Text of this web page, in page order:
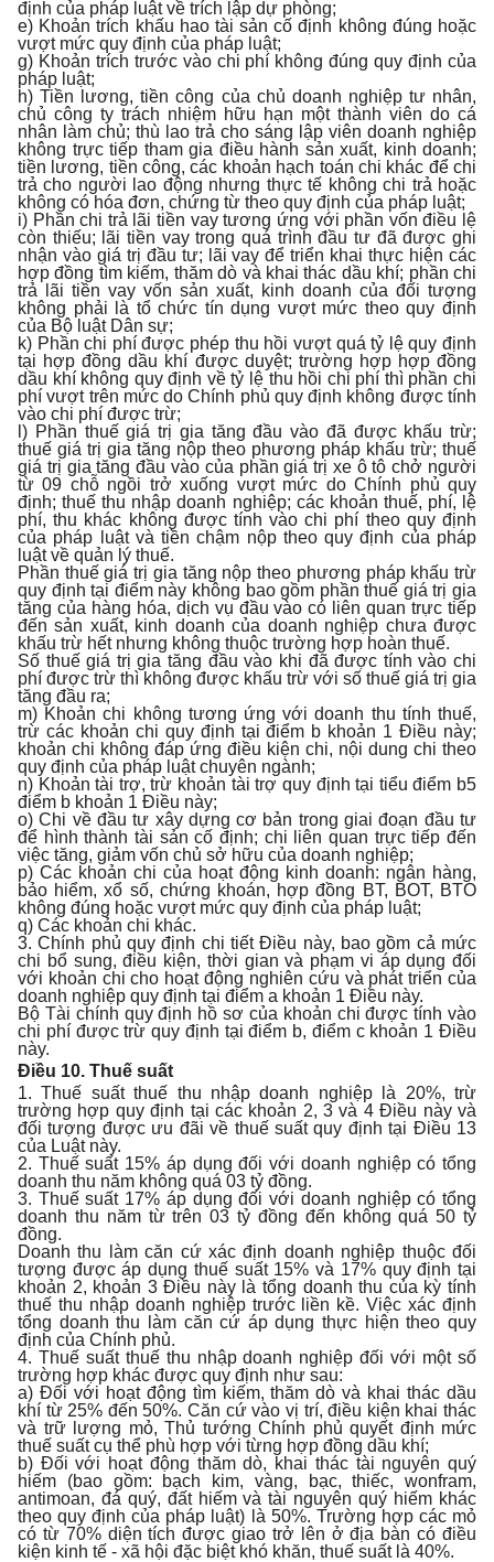
định của pháp luật về trích lập dự phòng;
e) Khoản trích khấu hao tài sản cố định không đúng hoặc
vượt mức quy định của pháp luật;
g) Khoản trích trước vào chi phí không đúng quy định của
pháp luật;
h) Tiền lương, tiền công của chủ doanh nghiệp tư nhân,
chủ công ty trách nhiệm hữu hạn một thành viên do cá
nhân làm chủ; thù lao trả cho sáng lập viên doanh nghiệp
không trực tiếp tham gia điều hành sản xuất, kinh doanh;
tiền lương, tiền công, các khoản hạch toán chi khác để chi
trả cho người lao động nhưng thực tế không chi trả hoặc
không có hóa đơn, chứng từ theo quy định của pháp luật;
i) Phần chi trả lãi tiền vay tương ứng với phần vốn điều lệ
còn thiếu; lãi tiền vay trong quá trình đầu tư đã được ghi
nhận vào giá trị đầu tư; lãi vay để triển khai thực hiện các
hợp đồng tìm kiếm, thăm dò và khai thác dầu khí; phần chi
trả lãi tiền vay vốn sản xuất, kinh doanh của đối tượng
không phải là tổ chức tín dụng vượt mức theo quy định
của Bộ luật Dân sự;
k) Phần chi phí được phép thu hồi vượt quá tỷ lệ quy định
tại hợp đồng dầu khí được duyệt; trường hợp hợp đồng
dầu khí không quy định về tỷ lệ thu hồi chi phí thì phần chi
phí vượt trên mức do Chính phủ quy định không được tính
vào chi phí được trừ;
l) Phần thuế giá trị gia tăng đầu vào đã được khấu trừ;
thuế giá trị gia tăng nộp theo phương pháp khấu trừ; thuế
giá trị gia tăng đầu vào của phần giá trị xe ô tô chở người
từ 09 chỗ ngồi trở xuống vượt mức do Chính phủ quy
định; thuế thu nhập doanh nghiệp; các khoản thuế, phí, lệ
phí, thu khác không được tính vào chi phí theo quy định
của pháp luật và tiền chậm nộp theo quy định của pháp
luật về quản lý thuế.
Phần thuế giá trị gia tăng nộp theo phương pháp khấu trừ
quy định tại điểm này không bao gồm phần thuế giá trị gia
tăng của hàng hóa, dịch vụ đầu vào có liên quan trực tiếp
đến sản xuất, kinh doanh của doanh nghiệp chưa được
khấu trừ hết nhưng không thuộc trường hợp hoàn thuế.
Số thuế giá trị gia tăng đầu vào khi đã được tính vào chi
phí được trừ thì không được khấu trừ với số thuế giá trị gia
tăng đầu ra;
m) Khoản chi không tương ứng với doanh thu tính thuế,
trừ các khoản chi quy định tại điểm b khoản 1 Điều này;
khoản chi không đáp ứng điều kiện chi, nội dung chi theo
quy định của pháp luật chuyên ngành;
n) Khoản tài trợ, trừ khoản tài trợ quy định tại tiểu điểm b5
điểm b khoản 1 Điều này;
o) Chi về đầu tư xây dựng cơ bản trong giai đoạn đầu tư
để hình thành tài sản cố định; chi liên quan trực tiếp đến
việc tăng, giảm vốn chủ sở hữu của doanh nghiệp;
p) Các khoản chi của hoạt động kinh doanh: ngân hàng,
bảo hiểm, xổ số, chứng khoán, hợp đồng BT, BOT, BTO
không đúng hoặc vượt mức quy định của pháp luật;
q) Các khoản chi khác.
3. Chính phủ quy định chi tiết Điều này, bao gồm cả mức
chi bổ sung, điều kiện, thời gian và phạm vi áp dụng đối
với khoản chi cho hoạt động nghiên cứu và phát triển của
doanh nghiệp quy định tại điểm a khoản 1 Điều này.
Bộ Tài chính quy định hồ sơ của khoản chi được tính vào
chi phí được trừ quy định tại điểm b, điểm c khoản 1 Điều
này.
Điều 10. Thuế suất
1. Thuế suất thuế thu nhập doanh nghiệp là 20%, trừ
trường hợp quy định tại các khoản 2, 3 và 4 Điều này và
đối tượng được ưu đãi về thuế suất quy định tại Điều 13
của Luật này.
2. Thuế suất 15% áp dụng đối với doanh nghiệp có tổng
doanh thu năm không quá 03 tỷ đồng.
3. Thuế suất 17% áp dụng đối với doanh nghiệp có tổng
doanh thu năm từ trên 03 tỷ đồng đến không quá 50 tỷ
đồng.
Doanh thu làm căn cứ xác định doanh nghiệp thuộc đối
tượng được áp dụng thuế suất 15% và 17% quy định tại
khoản 2, khoản 3 Điều này là tổng doanh thu của kỳ tính
thuế thu nhập doanh nghiệp trước liền kề. Việc xác định
tổng doanh thu làm căn cứ áp dụng thực hiện theo quy
định của Chính phủ.
4. Thuế suất thuế thu nhập doanh nghiệp đối với một số
trường hợp khác được quy định như sau:
a) Đối với hoạt động tìm kiếm, thăm dò và khai thác dầu
khí từ 25% đến 50%. Căn cứ vào vị trí, điều kiện khai thác
và trữ lượng mỏ, Thủ tướng Chính phủ quyết định mức
thuế suất cụ thể phù hợp với từng hợp đồng dầu khí;
b) Đối với hoạt động thăm dò, khai thác tài nguyên quý
hiếm (bao gồm: bạch kim, vàng, bạc, thiếc, wonfram,
antimoan, đá quý, đất hiếm và tài nguyên quý hiếm khác
theo quy định của pháp luật) là 50%. Trường hợp các mỏ
có từ 70% diện tích được giao trở lên ở địa bàn có điều
kiện kinh tế - xã hội đặc biệt khó khăn, thuế suất là 40%.